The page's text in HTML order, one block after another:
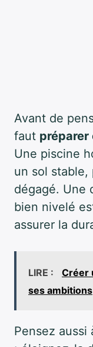
Avant de
faut préparer
Une piscine
un sol
dégagé. Une
bien nivelé
assurer la
LIRE :
Créer
ses ambitions
Pensez aussi